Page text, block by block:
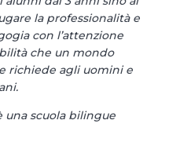
la professionalità e
con l’attenzione
che un mondo
richiede agli uomini e
una scuola bilingue